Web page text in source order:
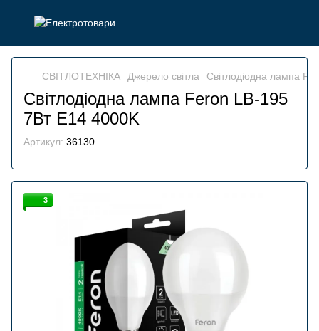
СВІТЛОТЕХНІКА Джерело світла Світлодіодна лампа
Світлодіодна лампа Feron LB-195
7Вт E14 4000K
Артикул: 36130
3